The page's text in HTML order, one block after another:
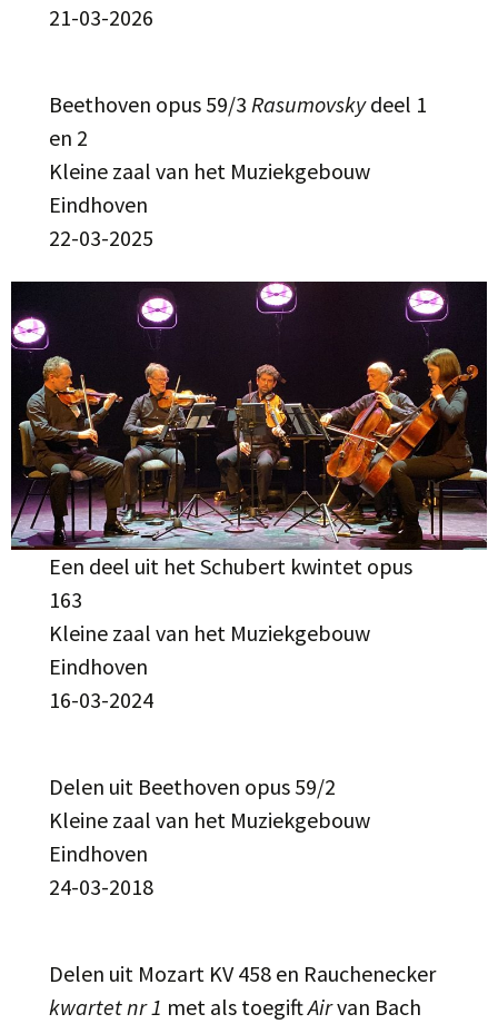
21-03-2026
Beethoven opus 59/3Rasumovskydeel 1
en 2
Kleine zaal van het Muziekgebouw
Eindhoven
22-03-2025
Een deel uit het Schubert kwintet opus
163
Kleine zaal van het Muziekgebouw
Eindhoven
16-03-2024
Delen uit Beethoven opus 59/2
Kleine zaal van het Muziekgebouw
Eindhoven
24-03-2018
Delen uit Mozart KV 458 en Rauchenecker
kwartet nr 1 met als toegiftAirvan Bach